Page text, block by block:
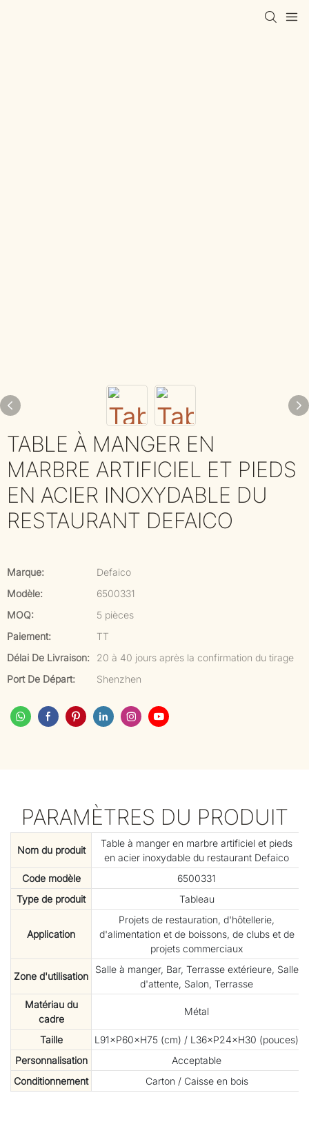
TABLE À MANGER EN
MARBRE ARTIFICIEL ET PIEDS
EN ACIER INOXYDABLE DU
RESTAURANT DEFAICO
Marque:
Defaico
Modèle:
6500331
MOQ:
5 pièces
Paiement:
TT
Délai De Livraison:
20 à 40 jours après la confirmation du tirage
Port De Départ:
Shenzhen
PARAMÈTRES DU PRODUIT
Nom du produit
Table à manger en marbre artificiel et pieds
en acier inoxydable du restaurant Defaico
Code modèle
6500331
Type de produit
Tableau
Application
Projets de restauration, d'hôtellerie,
d'alimentation et de boissons, de clubs et de
projets commerciaux
Zone d'utilisation
Salle à manger, Bar, Terrasse extérieure, Salle
d'attente, Salon, Terrasse
Matériau du
cadre
Métal
Taille
L91×P60×H75 (cm) / L36×P24×H30 (pouces)
Personnalisation
Acceptable
Conditionnement
Carton / Caisse en bois